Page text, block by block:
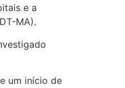
e a
MA).
um início de